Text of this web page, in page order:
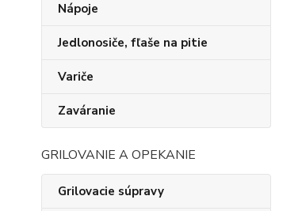
Nápoje
Jedlonosiče, fľaše na pitie
Variče
Zaváranie
GRILOVANIE A OPEKANIE
Grilovacie súpravy